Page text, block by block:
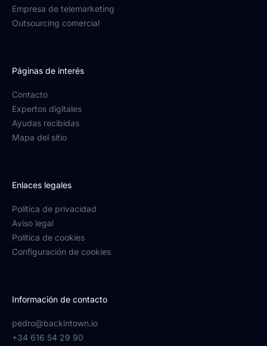
Empresa de telemarketing
Outsourcing comercial
Páginas de interés
Contacto
Expertos digitales
Ayudas recibidas
Mapa del sitio
Enlaces legales
Política de privacidad
Aviso legal
Política de cookies
Configuración de cookies
Información de contacto
pedro@backintown.io
+34 616 54 29 90